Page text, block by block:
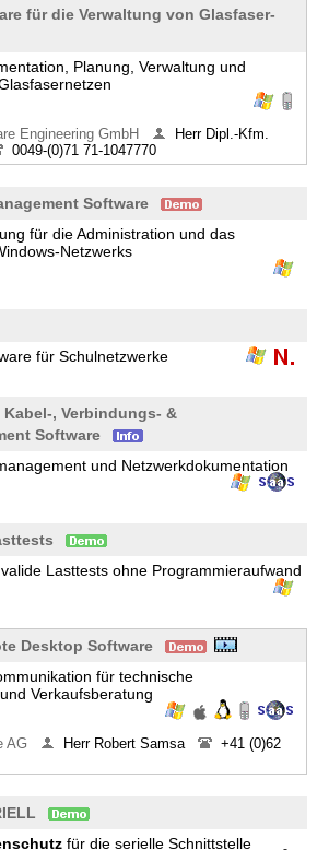
für die Verwaltung von Glasfaser-
Planung, Verwaltung und
Engineering GmbH
Herr Dipl.-Kfm.
0049-(0)71 71-1047770
Software
für die Administration und das
Netzwerks
für Schulnetzwerke
Kabel-, Verbindungs- &
Software
und Netzwerkdokumentation
Lasttests ohne Programmieraufwand
Desktop Software
für technische
Verkaufsberatung
AG Herr Robert Samsa
+41 (0)62
für die serielle Schnittstelle